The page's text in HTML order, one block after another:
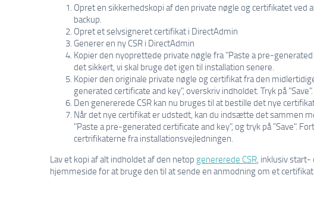
Opret en sikkerhedskopi af den private nøgle og certifikatet
backup.
Opret et selvsigneret certifikat i DirectAdmin
Generer en ny CSR i DirectAdmin
Kopier den nyoprettede private nøgle fra "Paste a pre-
det sikkert, vi skal bruge det igen til installation senere.
Kopier den originale private nøgle og certifikat fra den
generated certificate and key", overskriv indholdet. Tryk på "Save".
Den genererede CSR kan nu bruges til at bestille det nye
Når det nye certifikat er udstedt, kan du indsætte det sammen
"Paste a pre-generated certificate and key", og tryk på "Save".
certrifikaterne fra installationsvejledningen.
Lav et kopi af alt indholdet af den netop genererede CSR , inklusiv
hjemmeside for at bruge den til at sende en anmodning om et certifikat.